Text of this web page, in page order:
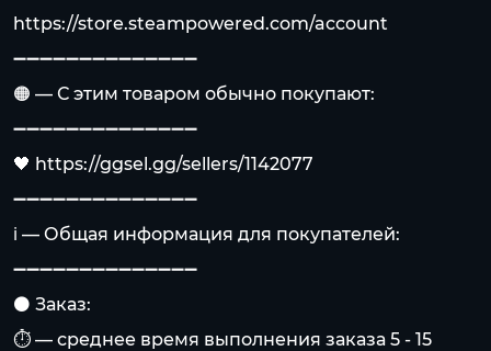
https://store.steampowered.com/account
➖➖➖➖➖➖➖➖➖➖➖➖➖➖
🟠 — С этим товаром обычно покупают:
➖➖➖➖➖➖➖➖➖➖➖➖➖➖
🖤 https://ggsel.gg/sellers/1142077
➖➖➖➖➖➖➖➖➖➖➖➖➖➖
ℹ️ — Общая информация для покупателей:
➖➖➖➖➖➖➖➖➖➖➖➖➖➖
⚫️ Заказ:
⏱️ — среднее время выполнения заказа 5 - 15